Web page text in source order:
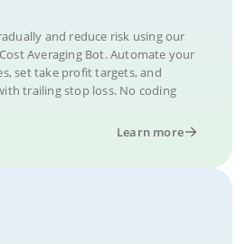
and reduce risk using our
Averaging Bot. Automate your
set take profit targets, and
trailing stop loss. No coding
Learn more